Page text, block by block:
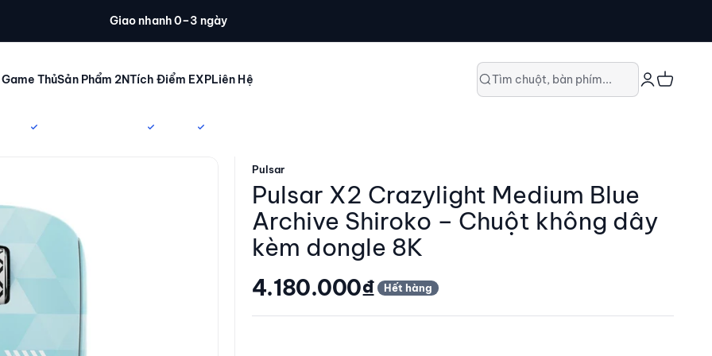
Giao nhanh 0–3 ngày
ThủSản Phẩm 2NTích Điểm EXPLiên Hệ Tìm chuột, bàn phím... Đăng nhập
Giỏ hàng
Pulsar
Pulsar X2 Crazylight Medium Blue
Archive Shiroko – Chuột không dây
kèm dongle 8K
Giá giảm
4.180.000₫ Hết hàng